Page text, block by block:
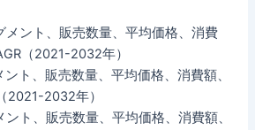
メント、販売数量、平均価格、消費
（2021-2032年）
ト、販売数量、平均価格、消費額、
2021-2032年）
ト、販売数量、平均価格、消費額、